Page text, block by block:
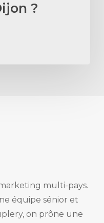
?
multi-pays.
équipe sénior et
on prône une